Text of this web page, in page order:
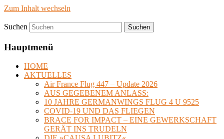
Zum Inhalt wechseln
timvanbeveren.de
Suchen
Hauptmenü
HOME
AKTUELLES
Air France Flug 447 – Update 2026
AUS GEGEBENEM ANLASS:
10 JAHRE GERMANWINGS FLUG 4 U 9525
COVID-19 UND DAS FLIEGEN
BRACE FOR IMPACT – EINE GEWERKSCHAFT
GERÄT INS TRUDELN